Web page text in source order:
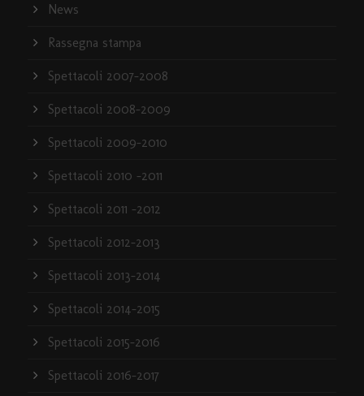
News
Rassegna stampa
Spettacoli 2007-2008
Spettacoli 2008-2009
Spettacoli 2009-2010
Spettacoli 2010 -2011
Spettacoli 2011 -2012
Spettacoli 2012-2013
Spettacoli 2013-2014
Spettacoli 2014-2015
Spettacoli 2015-2016
Spettacoli 2016-2017